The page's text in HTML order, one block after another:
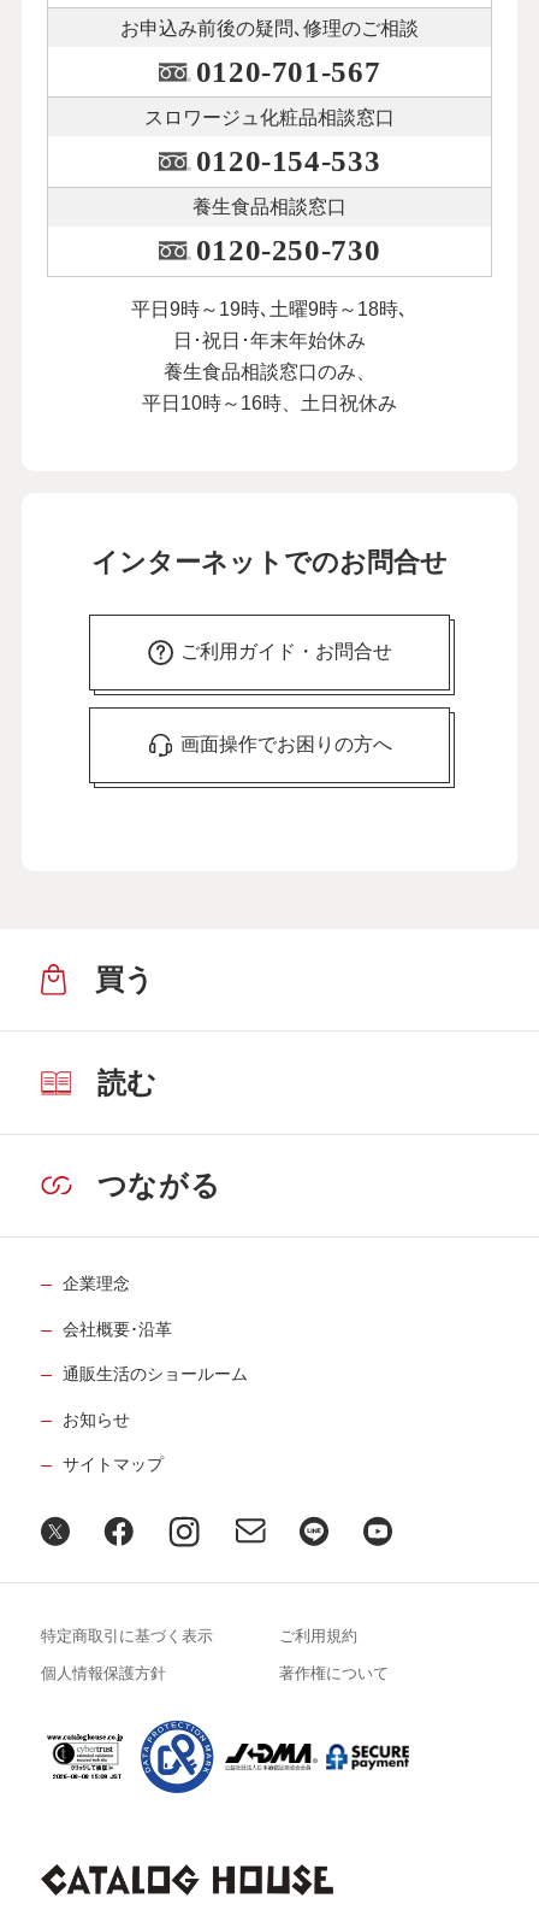
お申込み前後の疑問､修理のご相談
0120-701-567
スロワージュ化粧品相談窓口
0120-154-533
養生食品相談窓口
0120-250-730
平日9時～19時､土曜9時～18時､
日･祝日･年末年始休み
養生食品相談窓口のみ、
平日10時～16時、土日祝休み
インターネットでのお問合せ
ご利用ガイド・お問合せ
画面操作でお困りの方へ
買う
読む
つながる
企業理念
会社概要･沿革
通販生活のショールーム
お知らせ
サイトマップ
特定商取引に基づく表示 ご利用規約
個人情報保護方針 著作権について